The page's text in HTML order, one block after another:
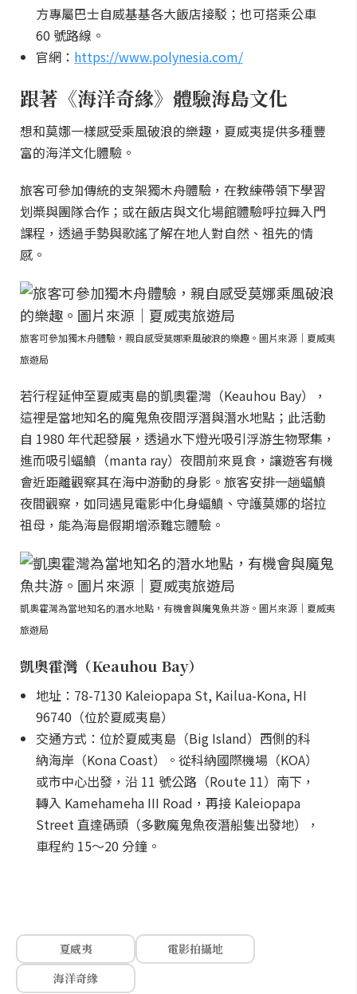
方專屬巴士自威基基各大飯店接駁；也可搭乘公車
60 號路線。
官網： https://www.polynesia.com/
跟著《海洋奇緣》體驗海島文化
想和莫娜一樣感受乘風破浪的樂趣，夏威夷提供多種豐
富的海洋文化體驗。
旅客可參加傳統的支架獨木舟體驗，在教練帶領下學習
划槳與團隊合作；或在飯店與文化場館體驗呼拉舞入門
課程，透過手勢與歌謠了解在地人對自然、祖先的情
感。
旅客可參加獨木舟體驗，親自感受莫娜乘風破浪的樂趣。圖片來源｜夏威夷
旅遊局
若行程延伸至夏威夷島的凱奧霍灣（Keauhou Bay），
這裡是當地知名的魔鬼魚夜間浮潛與潛水地點；此活動
自 1980 年代起發展，透過水下燈光吸引浮游生物聚集，
進而吸引蝠鱝（manta ray）夜間前來覓食，讓遊客有機
會近距離觀察其在海中游動的身影。旅客安排一趟蝠鱝
夜間觀察，如同遇見電影中化身蝠鱝、守護莫娜的塔拉
祖母，能為海島假期增添難忘體驗。
凱奧霍灣為當地知名的潛水地點，有機會與魔鬼魚共游。圖片來源｜夏威夷
旅遊局
凱奧霍灣（Keauhou Bay）
地址：78-7130 Kaleiopapa St, Kailua-Kona, HI
96740（位於夏威夷島）
交通方式：位於夏威夷島（Big Island）西側的科
納海岸（Kona Coast）。從科納國際機場（KOA）
或市中心出發，沿 11 號公路（Route 11）南下，
轉入 Kamehameha III Road，再接 Kaleiopapa
Street 直達碼頭（多數魔鬼魚夜潛船隻出發地），
車程約 15～20 分鐘。
夏威夷
電影拍攝地
海洋奇緣